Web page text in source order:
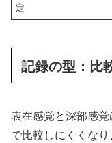
定
記録の型：比
表在感覚と深部感
で比較しにくくな